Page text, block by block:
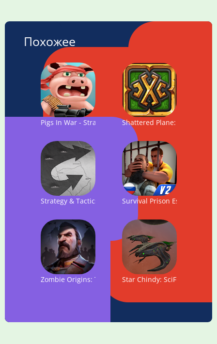
Похожее
Pigs In War - Strategy GameShattered Plane: Turn-
Strategy & Tactics: USSR vs USASurvival Prison Escape v2:
Zombie Origins: The Evil VillageStar Chindy: SciFi Roguelike